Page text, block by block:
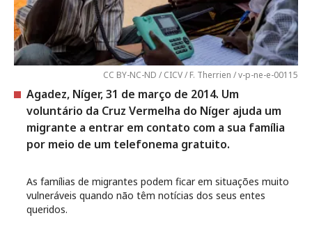
CC BY-NC-ND / CICV / F. Therrien / v-p-ne-e-00115
Agadez, Níger, 31 de março de 2014. Um
voluntário da Cruz Vermelha do Níger ajuda um
migrante a entrar em contato com a sua família
por meio de um telefonema gratuito.
As famílias de migrantes podem ficar em situações muito
vulneráveis quando não têm notícias dos seus entes
queridos.